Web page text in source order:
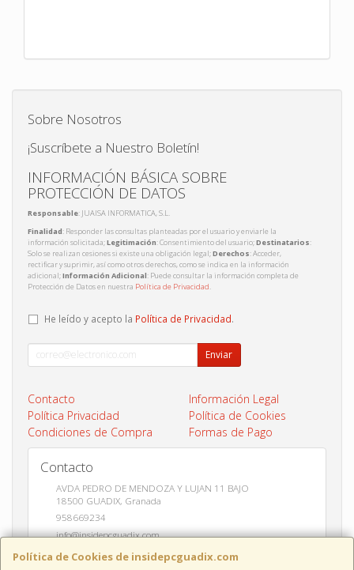
Política de Cookies de insidepcguadix.com
Sobre Nosotros
¡Suscríbete a Nuestro Boletín!
INFORMACIÓN BÁSICA SOBRE
PROTECCIÓN DE DATOS
Responsable: JUAISA INFORMATICA, S.L.
Finalidad: Responder las consultas planteadas por el usuario y enviarle la
información solicitada;Legitimación: Consentimiento del usuario;Destinatarios:
Solo se realizan cesiones si existe una obligación legal;Derechos: Acceder,
rectificar y suprimir, así como otros derechos, como se indica en la información
adicional;Información Adicional: Puede consultar la información completa de
Protección de Datos en nuestra Política de Privacidad.
He leído y acepto la Política de Privacidad.
Enviar
Contacto
Información Legal
Política Privacidad
Política de Cookies
Condiciones de Compra
Formas de Pago
Contacto
AVDA PEDRO DE MENDOZA Y LUJAN 11 BAJO
18500 GUADIX, Granada
958669234
info@insidepcguadix.com